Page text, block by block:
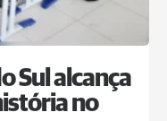
Sul alcança
no